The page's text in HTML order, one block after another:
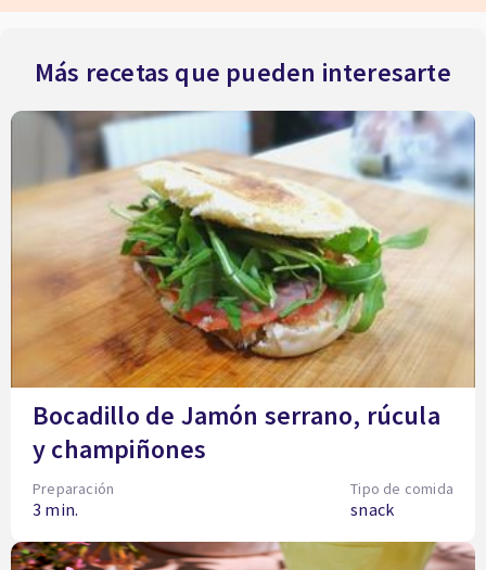
Más recetas que pueden interesarte
Bocadillo de Jamón serrano, rúcula
y champiñones
Preparación
3 min.
Tipo de comida
snack